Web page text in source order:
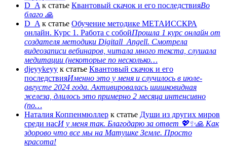
D_A к статье Квантовый скачок и его последствияВо
благо 🙏
D_A к статье Обучение методике МЕТАИССКРА
онлайн. Курс 1. Работа с собойПрошла 1 курс онлайн от
создателя методики Digitall_Angell. Смотрела
видеозаписи вебинаров, читала много текста, слушала
медитации (некоторые по несколько…
djeyykeyy к статье Квантовый скачок и его
последствияИменно это у меня и случилось в июле-
августе 2024 года. Активировалась шишковидная
железа, длилось это примерно 2 месяца интенсивно
(по…
Наталия Коппенмюллер к статье Души из других миров
среди насИ у меня так. Благодарю за ответ 💖✨️🙏 Как
здорово что все мы на Матушке Земле. Просто
красота!